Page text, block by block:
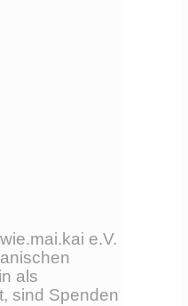
e.V.
als
sind Spenden